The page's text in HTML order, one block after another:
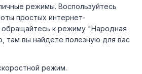
режимы. Воспользуйтесь
простых интернет-
обращайтесь к режиму "Народная
там вы найдете полезную для вас
режим.